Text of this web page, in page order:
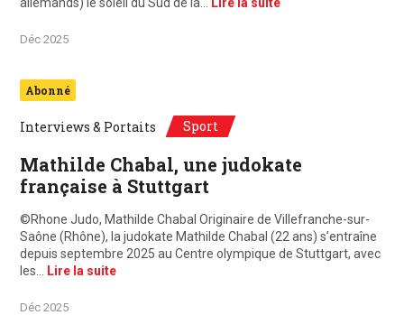
Déc 2025
Abonné
Interviews & Portaits Sport
Mathilde Chabal, une judokate
française à Stuttgart
©Rhone Judo, Mathilde Chabal Originaire de Villefranche-sur-
Saône (Rhône), la judokate Mathilde Chabal (22 ans) s’entraîne
depuis septembre 2025 au Centre olympique de Stuttgart, avec
les…
Lire la suite
Déc 2025